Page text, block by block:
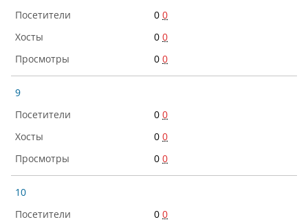
0 0
0 0
0 0
9
0 0
0 0
0 0
10
0 0